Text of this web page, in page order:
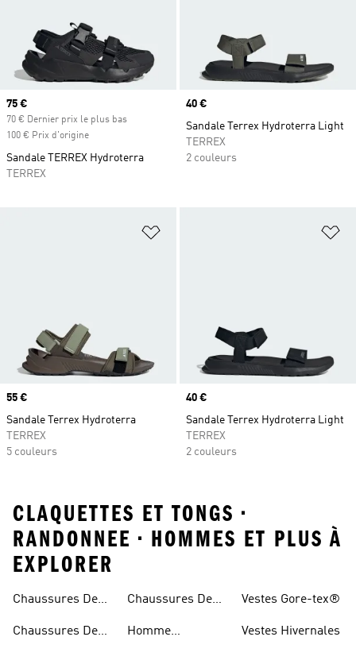
Prix actuel
75 €
70 € Dernier prix le plus bas
100 € Prix d'origine
Sandale TERREX Hydroterra
TERREX
Prix
40 €
Sandale Terrex Hydroterra Light
TERREX
2 couleurs
Ajouter à la Liste de produits
Prix
55 €
Sandale Terrex Hydroterra
TERREX
5 couleurs
Prix
40 €
Sandale Terrex Hydroterra Light
TERREX
2 couleurs
CLAQUETTES ET TONGS •
RANDONNEE • HOMMES ET PLUS À
EXPLORER
Chaussures De
Chaussures De
Chaussures De
Homme
Vestes Gore-tex®
Vestes Hivernales